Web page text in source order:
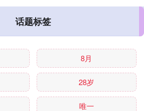
话题标签
8月
28岁
唯一